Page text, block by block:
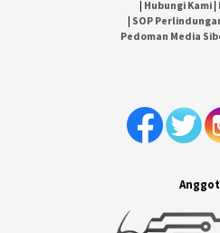
| Hubungi Kami|
| SOP
Pedoman Media